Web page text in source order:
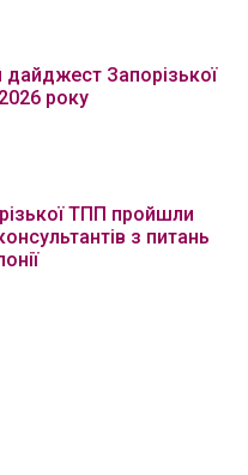
дайджест Запорізької
року
ТПП пройшли
з питань